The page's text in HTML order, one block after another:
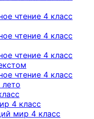
чтение 4 класс
чтение 4 класс
чтение 4 класс
чтение 4 класс
лето
4 класс
мир 4 класс